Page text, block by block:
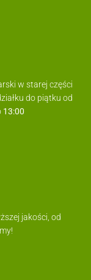
w starej części
do piątku od
13:00
jakości, od